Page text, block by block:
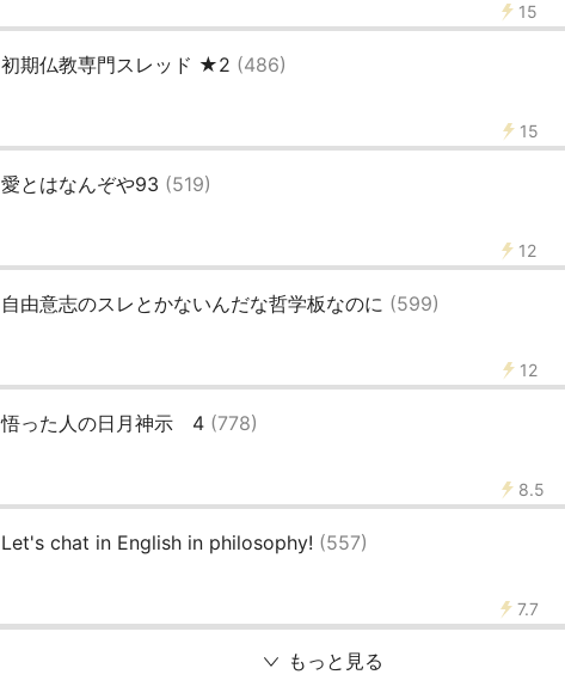
15
初期仏教専門スレッド ★2 (486)
15
愛とはなんぞや93 (519)
12
自由意志のスレとかないんだな哲学板なのに (599)
12
悟った人の日月神示 4 (778)
8.5
Let's chat in English in philosophy! (557)
7.7
もっと見る